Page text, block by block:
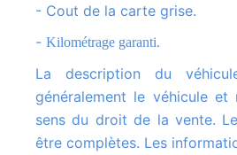
- Cout de la carte grise.
Kilométrage garanti.
La description du véhicule sert uniquement à identifier
généralement le véhicule
sens du droit de la vente.
être complètes. Les